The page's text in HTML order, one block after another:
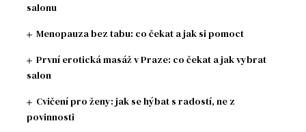
salonu
Menopauza bez tabu: co čekat a jak si pomoct
První erotická masáž v Praze: co čekat a jak vybrat
salon
Cvičení pro ženy: jak se hýbat s radostí, ne z
povinnosti